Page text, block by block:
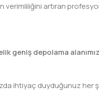
verimliliğini artıran
geniş depolama
ihtiyaç duyduğunuz her